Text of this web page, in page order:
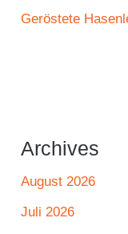
Geröstete
Archives
August 2026
Juli 2026